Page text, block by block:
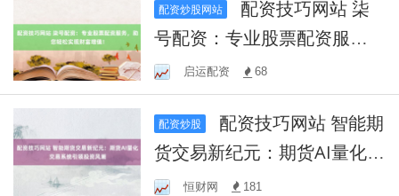
配资炒股网站
号配资：专业股票配资服
务，助您轻松实现财富增
值！
启运配资 68
配资炒股
货交易新纪元：期货AI量化交
易系统引领投资风潮
恒财网 181